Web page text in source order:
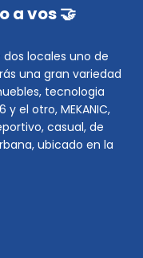
a vos 🤝
dos locales uno de
una gran variedad
tecnologia
el otro, MEKANIC,
casual, de
ubicado en la